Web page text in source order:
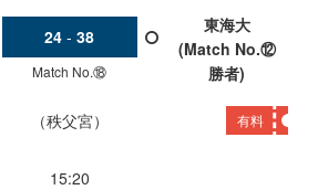
24 - 38
Match No.⑱
東海大
(Match No.⑫
勝者)
秩父宮 有料
15:20